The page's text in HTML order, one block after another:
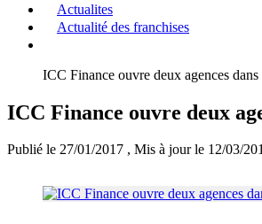
Actualites
Actualité des franchises
ICC Finance ouvre deux agences
ICC Finance ouvre deux
Publié le 27/01/2017 , Mis à jour le 12/03/